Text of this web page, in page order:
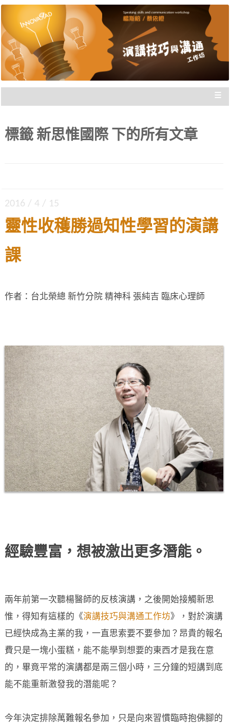
演講技巧與溝通工作坊 |
新思惟國際
楊斯棓與蔡依橙親自講授，理念型
與專業型演講的規劃重點，並有實
際上台互動機會，讓你在與群眾互
≡
標籤 新思惟國際下的所有文章
2016 / 4 / 15
靈性收穫勝過知性學習的演講
課
作者：台北榮總 新竹分院 精神科 張純吉 臨床心理師
經驗豐富，想被激出更多潛能。
兩年前第一次聽楊醫師的反核演講，之後開始接觸新思
惟，得知有這樣的《演講技巧與溝通工作坊》，對於演講
已經快成為主業的我，一直思索要不要參加？昂貴的報名
費只是一塊小蛋糕，能不能學到想要的東西才是我在意
的，畢竟平常的演講都是兩三個小時，三分鐘的短講到底
能不能重新激發我的潛能呢？
今年決定排除萬難報名參加，只是向來習慣臨時抱佛腳的